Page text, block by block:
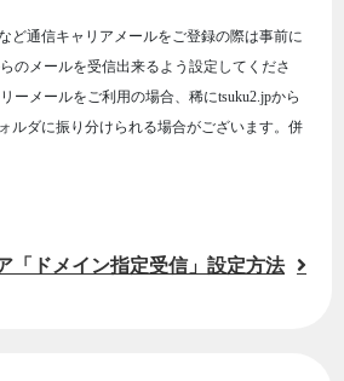
ど通信キャリアメールをご登録の際は事前に
のメールを受信出来るよう設定してくださ
ーメールをご利用の場合、稀にtsuku2.jpから
ルダに振り分けられる場合がございます。併
「ドメイン指定受信」設定方法